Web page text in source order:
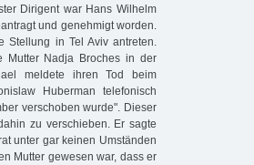
Dirigent war Hans Wilhelm
und genehmigt worden.
in Tel Aviv antreten.
Mutter Nadja Broches in der
meldete ihren Tod beim
Huberman telefonisch
verschoben wurde". Dieser
zu verschieben. Er sagte
unter gar keinen Umständen
Mutter gewesen war, dass er